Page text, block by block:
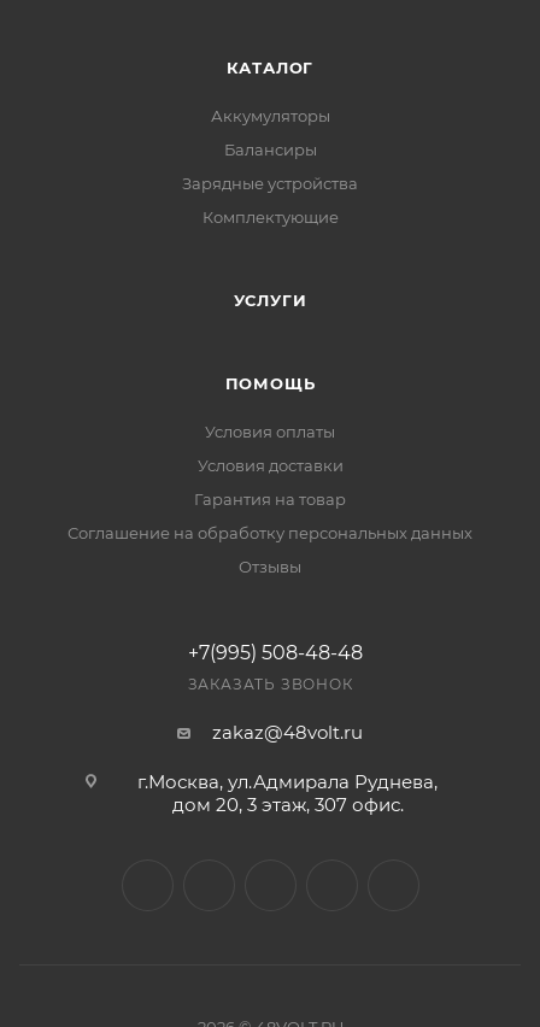
КАТАЛОГ
Аккумуляторы
Балансиры
Зарядные устройства
Комплектующие
УСЛУГИ
ПОМОЩЬ
Условия оплаты
Условия доставки
Гарантия на товар
Соглашение на обработку персональных данных
Отзывы
+7(995) 508-48-48
ЗАКАЗАТЬ ЗВОНОК
zakaz@48volt.ru
г.Москва, ул.Адмирала Руднева,
дом 20, 3 этаж, 307 офис.